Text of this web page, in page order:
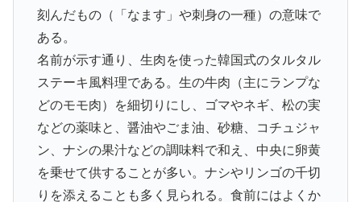
刻んだもの（「なます」や刺身の一種）の意味で
ある。
名前が示す通り、生肉を使った韓国式のタルタル
ステーキ風料理である。生の牛肉（主にランプな
どのモモ肉）を細切りにし、ゴマやネギ、松の実
などの薬味と、醤油やごま油、砂糖、コチュジャ
ン、ナシの果汁などの調味料で和え、中央に卵黄
を乗せて供することが多い。ナシやリンゴの千切
りを添えることも多く見られる。食前にはよくか